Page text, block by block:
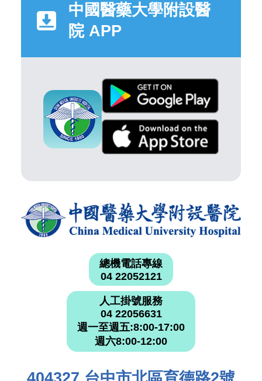
中國醫藥大學附設醫
院 APP
總機電話專線
04 22052121
人工掛號服務
04 22056631
週一至週五:8:00-17:00
週六8:00-12:00